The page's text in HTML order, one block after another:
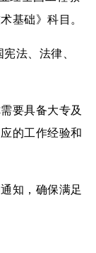
基础》科目。
法、法律、
要具备大专及
的工作经验和
知，确保满足